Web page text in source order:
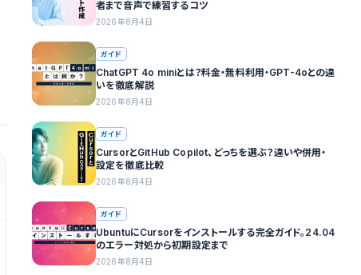
者まで音声で練習するコツ
2026年8月4日
ガイド
ChatGPT 4o miniとは？料金・無料利用・GPT-4oとの違
いを徹底解説
2026年8月4日
ガイド
CursorとGitHub Copilot、どっちを選ぶ？違いや併用・
設定を徹底比較
2026年8月4日
ガイド
UbuntuにCursorをインストールする完全ガイド。24.04
のエラー対処から初期設定まで
2026年8月4日